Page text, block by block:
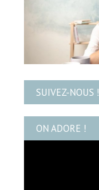
SUIVEZ-NOUS !
ON ADORE !